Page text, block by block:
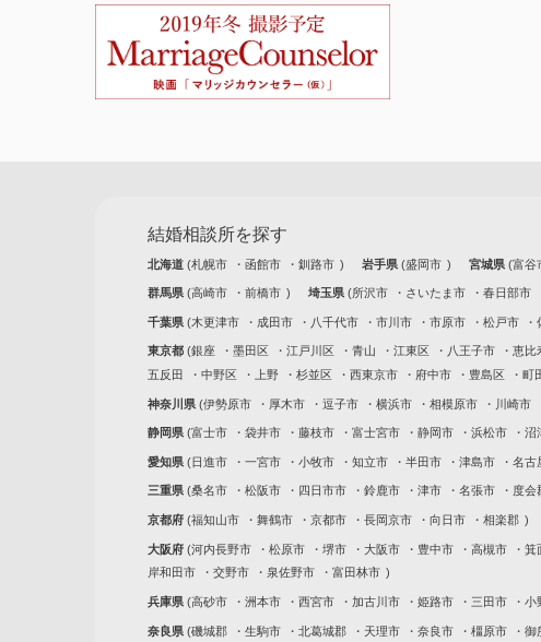
結婚相談所を探す
北海道 札幌市 函館市 釧路市 岩手県 盛岡市 宮城県 富谷
群馬県 高崎市 前橋市 埼玉県 所沢市 さいたま市 春日部市
千葉県 木更津市 成田市 八千代市 市川市 市原市 松戸市
東京都 銀座 墨田区 江戸川区 青山 江東区 八王子市 恵比
五反田
中野区 上野 杉並区 西東京市 府中市 豊島区 町
神奈川県 伊勢原市 厚木市 逗子市 横浜市 相模原市 川崎市
静岡県 富士市 袋井市 藤枝市 富士宮市 静岡市 浜松市 沼
愛知県 日進市 一宮市 小牧市 知立市 半田市 津島市 名古
三重県 桑名市 松阪市 四日市市 鈴鹿市 津市 名張市 度会
京都府 福知山市 舞鶴市 京都市 長岡京市 向日市 相楽郡
大阪府 河内長野市 松原市 堺市 大阪市 豊中市 高槻市 箕
岸和田市
交野市 泉佐野市 富田林市
兵庫県 高砂市 洲本市 西宮市 加古川市 姫路市 三田市 小
奈良県 磯城郡 生駒市 北葛城郡 天理市 奈良市 橿原市 御